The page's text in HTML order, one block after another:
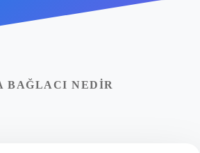
BAĞLACI NEDIR